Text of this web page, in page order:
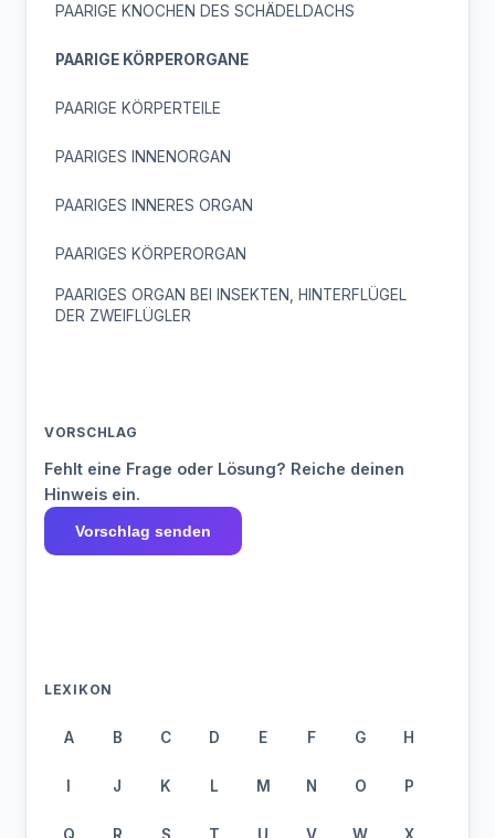
PAARIGE KNOCHEN DES SCHÄDELDACHS
PAARIGE KÖRPERORGANE
PAARIGE KÖRPERTEILE
PAARIGES INNENORGAN
PAARIGES INNERES ORGAN
PAARIGES KÖRPERORGAN
PAARIGES ORGAN BEI INSEKTEN, HINTERFLÜGEL
DER ZWEIFLÜGLER
VORSCHLAG
Fehlt eine Frage oder Lösung? Reiche deinen
Hinweis ein.
Vorschlag senden
LEXIKON
A B C D E F G H
I J K L M N O P
Q R S T U V W X